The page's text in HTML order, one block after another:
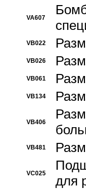
VA607
VB022
VB026
VB061
VB134
VB406
VB481
VC025
для